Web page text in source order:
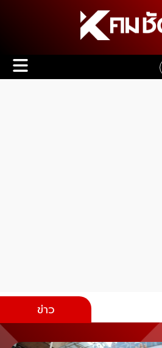
ข่าว